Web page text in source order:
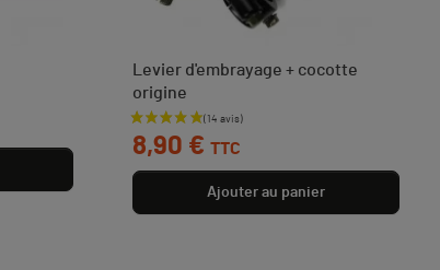
Levier d'embrayage + cocotte
origine
Prix
8,90 € TTC
Ajouter au panier